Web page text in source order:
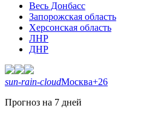
Весь Донбасс
Запорожская область
Херсонская область
ЛНР
ДНР
sun-rain-cloudМосква+26
Прогноз на 7 дней